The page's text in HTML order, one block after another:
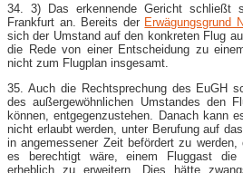
34. 3) Das erkennende Gericht schließt
Frankfurt an. Bereits der Erwägungsgrund
sich der Umstand auf den konkreten Flug
die Rede von einer Entscheidung zu
nicht zum Flugplan insgesamt.
35. Auch die Rechtsprechung des EuGH
des außergewöhnlichen Umstandes den
können, entgegenzustehen. Danach kann
nicht erlaubt werden, unter Berufung auf
in angemessener Zeit befördert zu
es berechtigt wäre, einem Fluggast die
erheblich zu erweitern. Dies hätte